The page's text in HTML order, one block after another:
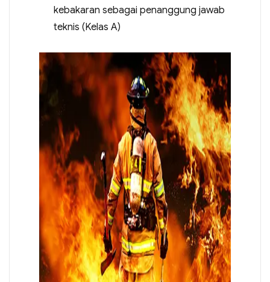
kebakaran sebagai penanggung jawab
teknis (Kelas A)